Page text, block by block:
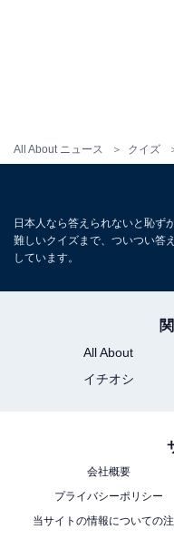
All About ニュース クイズ
日本人なら答えられないと恥ず
難しいクイズまで、ついつい答
しています。
All About
イチオシ
会社概要
プライバシーポリシー
当サイトの情報についての